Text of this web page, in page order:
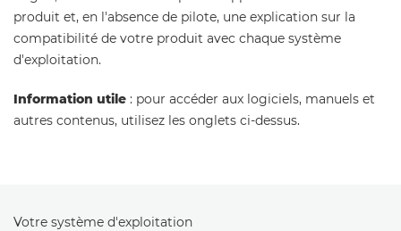
produit et, en l'absence de pilote, une explication sur la
compatibilité de votre produit avec chaque système
d'exploitation.
Information utile : pour accéder aux logiciels, manuels et
autres contenus, utilisez les onglets ci-dessus.
Votre système d'exploitation